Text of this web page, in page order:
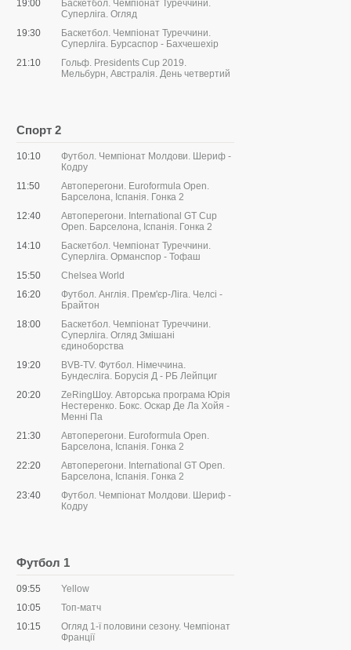
19:00
Баскетбол. Чемпіонат Туреччини.
Суперліга. Огляд
19:30
Баскетбол. Чемпіонат Туреччини.
Суперліга. Бурсаспор - Бахчешехір
21:10
Гольф. Presidents Сup 2019.
Мельбурн, Австралія. День четвертий
Спорт 2
10:10
Футбол. Чемпіонат Молдови. Шериф -
Кодру
11:50
Автоперегони. Euroformula Open.
Барселона, Іспанія. Гонка 2
12:40
Автоперегони. International GT Cup
Open. Барселона, Іспанія. Гонка 2
14:10
Баскетбол. Чемпіонат Туреччини.
Суперліга. Орманспор - Тофаш
15:50
Chelsea World
16:20
Футбол. Англія. Прем'єр-Ліга. Челсі -
Брайтон
18:00
Баскетбол. Чемпіонат Туреччини.
Суперліга. Огляд Змішані
єдиноборства
19:20
BVB-TV. Футбол. Німеччина.
Бундесліга. Борусія Д - РБ Лейпциг
20:20
ZeRingШоу. Авторська програма Юрія
Нестеренко. Бокс. Оскар Де Ла Хойя -
Менні Па
21:30
Автоперегони. Euroformula Open.
Барселона, Іспанія. Гонка 2
22:20
Автоперегони. International GT Open.
Барселона, Іспанія. Гонка 2
23:40
Футбол. Чемпіонат Молдови. Шериф -
Кодру
Футбол 1
09:55
Yellow
10:05
Топ-матч
10:15
Огляд 1-ї половини сезону. Чемпіонат
Франції